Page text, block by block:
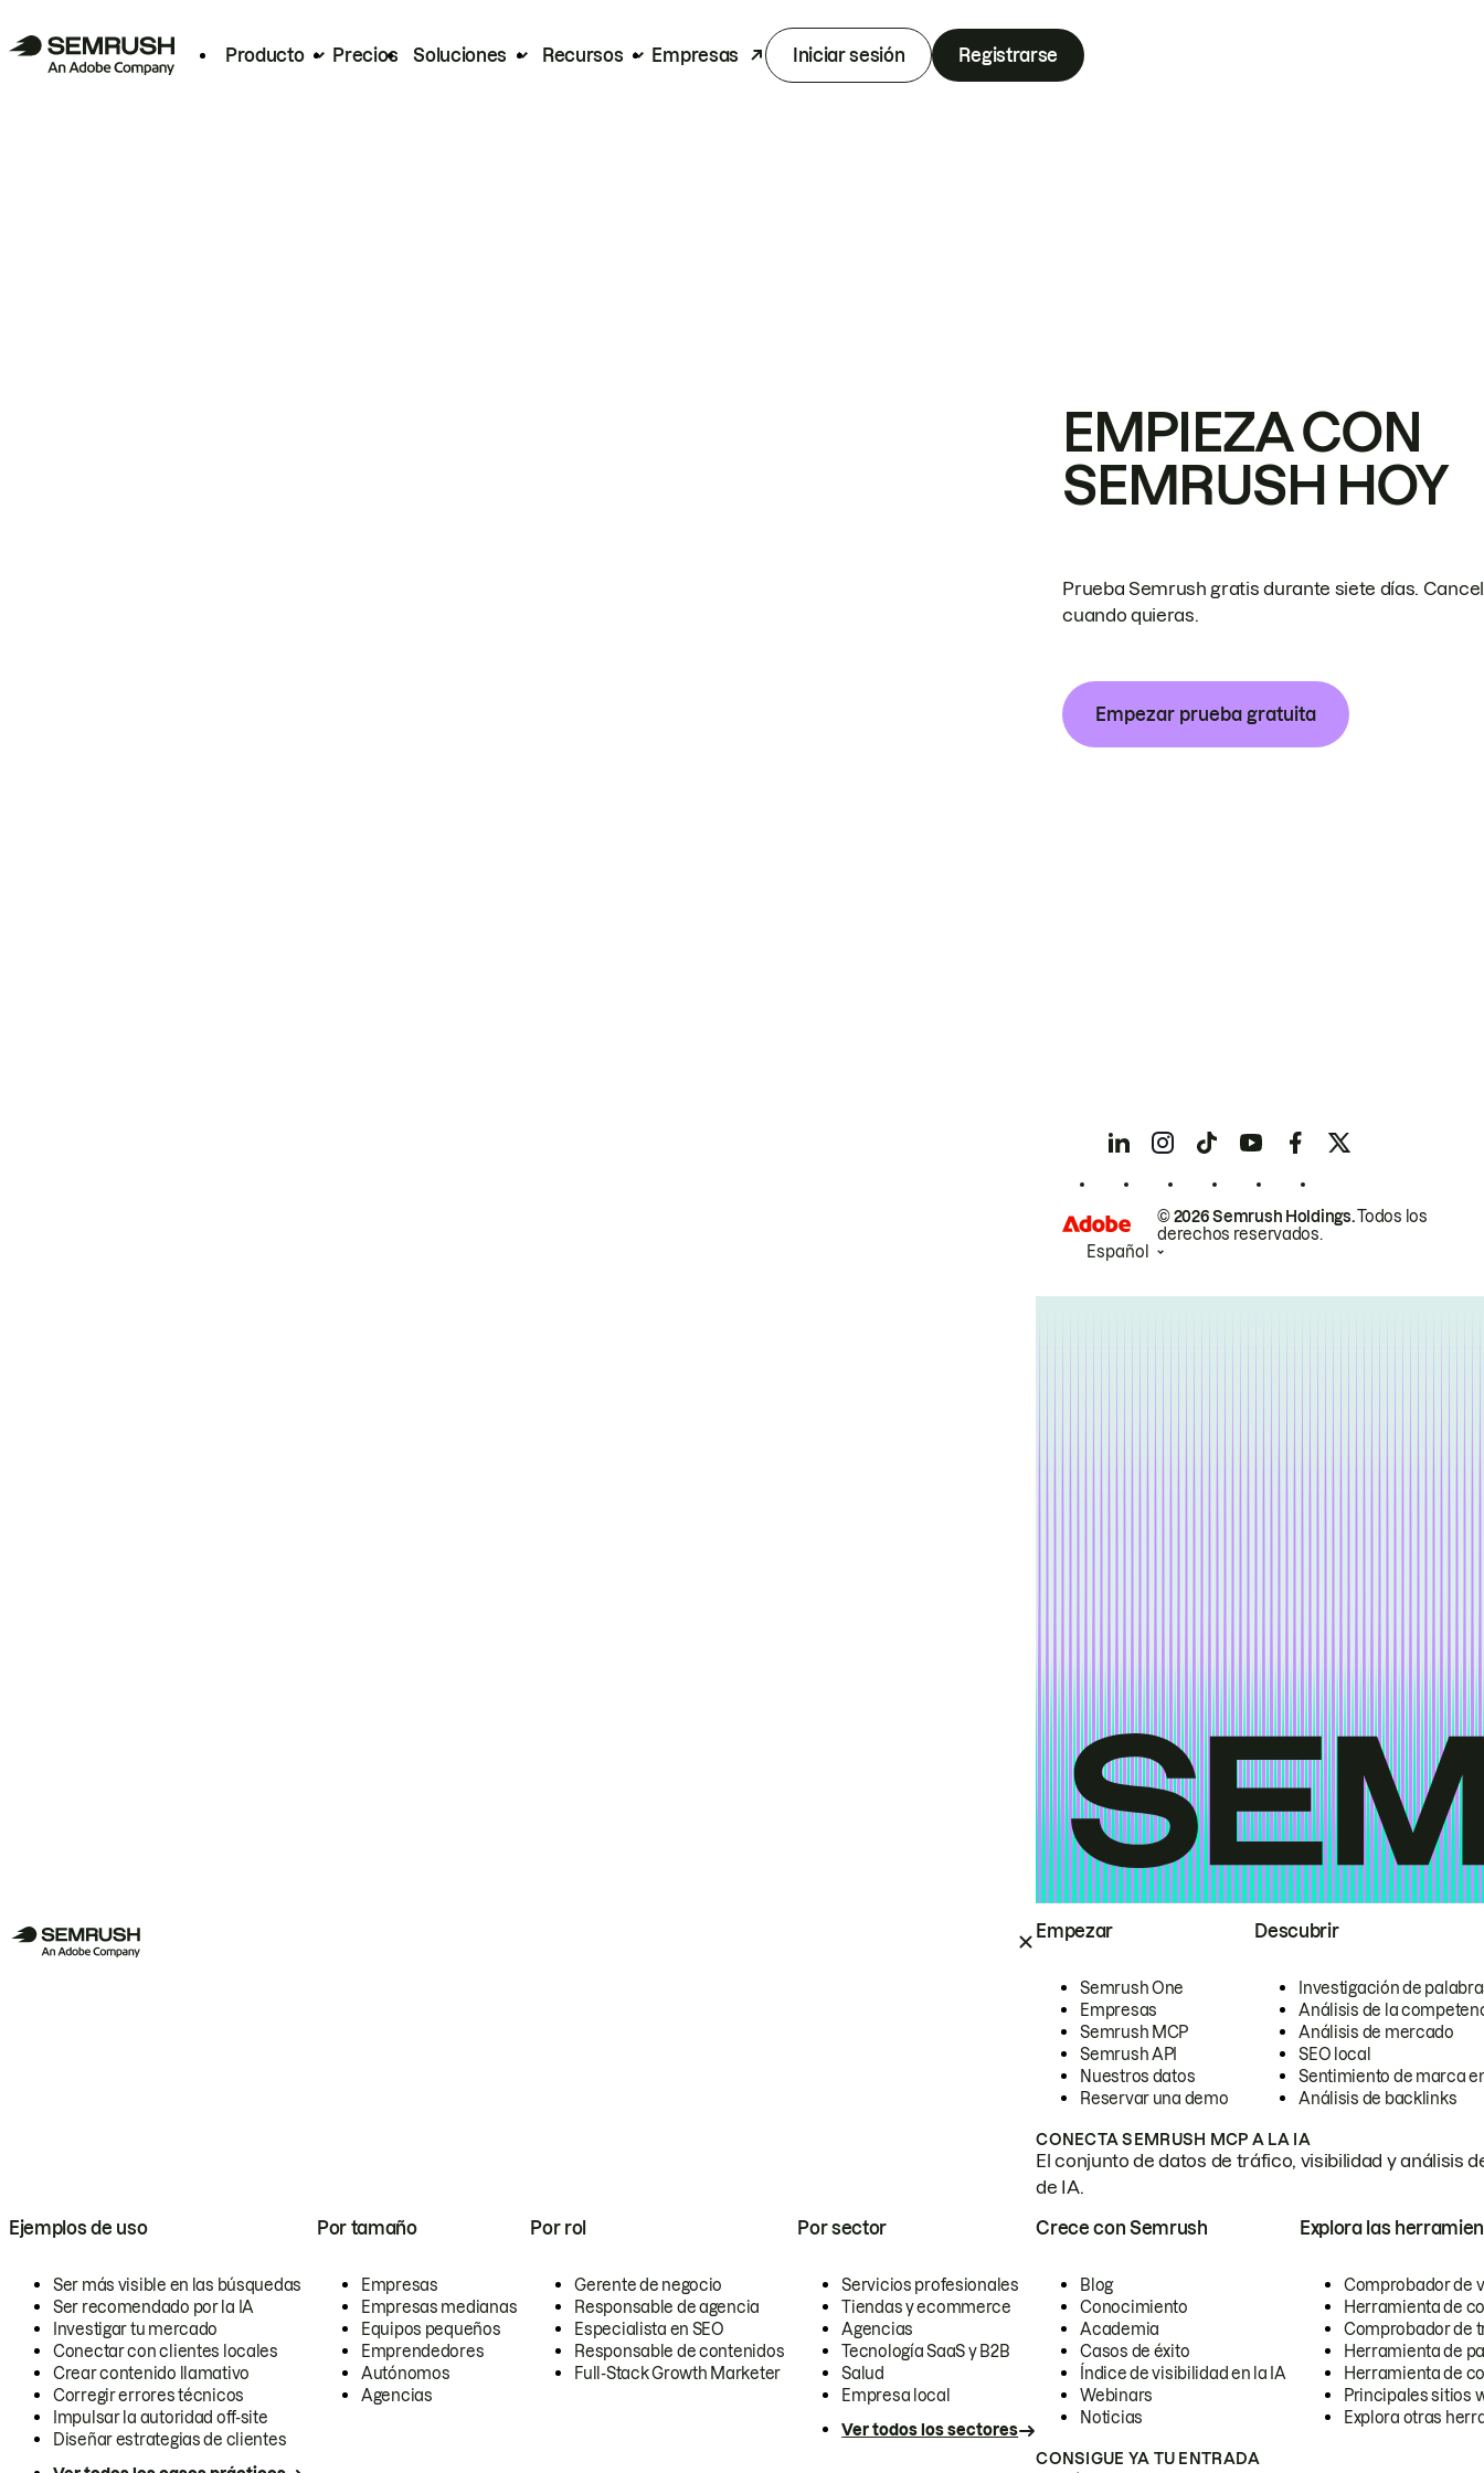
Producto Precios Soluciones Recursos Empresas Iniciar sesión Registrarse
Empezar
Semrush One
Empresas
Semrush MCP
Semrush API
Nuestros datos
Reservar una demo
Descubrir
Investigación de
Análisis de la
Análisis de mercado
SEO local
Sentimiento de marca
Análisis de backlinks
CONECTA SEMRUSH MCP A LA IA
El conjunto de datos de tráfico, visibilidad y análisis
de IA.
Ejemplos de uso
Ser más visible en las búsquedas
Ser recomendado por la IA
Investigar tu mercado
Conectar con clientes locales
Crear contenido llamativo
Corregir errores técnicos
Impulsar la autoridad off-site
Diseñar estrategias de clientes
Por tamaño
Empresas
Empresas medianas
Equipos pequeños
Emprendedores
Autónomos
Agencias
Por rol
Gerente de negocio
Responsable de agencia
Especialista en SEO
Responsable de contenidos
Full-Stack Growth Marketer
Por sector
Servicios profesionales
Tiendas y ecommerce
Agencias
Tecnología SaaS y B2B
Salud
Empresa local
Ver todos los sectores
Crece con Semrush
Blog
Conocimiento
Academia
Casos de éxito
Índice de visibilidad en la IA
Webinars
Noticias
Explora las
Comprobador de
Herramienta de
Comprobador de
Herramienta de
Herramienta de
Principales sitios
Explora otras
CONSIGUE YA TU ENTRADA
EMPIEZA CON
SEMRUSH HOY
Prueba Semrush gratis durante siete días.
cuando quieras.
Empezar prueba gratuita
© 2026 Semrush Holdings.Todos los
derechos reservados.
Español